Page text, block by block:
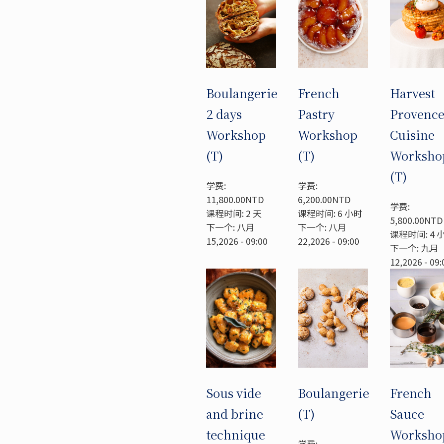
Boulangerie
2 days
Workshop
(T)
学费:
11,800.00NTD
课程时间: 2 天
下一个: 八月
15,2026 - 09:00
French
Pastry
Workshop
(T)
学费:
6,200.00NTD
课程时间: 6 小时
下一个: 八月
22,2026 - 09:00
Harvest
Provence
Cuisine
(T)
学费:
5,800.00NTD
课程时间: 4
下一个: 九月
12,2026 -
Sous vide
and brine
technique
Boulangerie
(T)
French
Sauce